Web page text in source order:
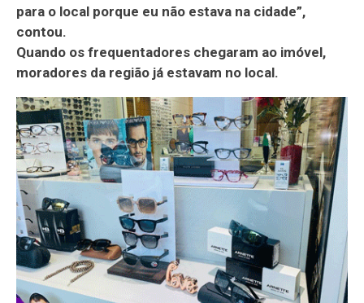
para o local porque eu não estava na cidade”,
contou.
Quando os frequentadores chegaram ao imóvel,
moradores da região já estavam no local.